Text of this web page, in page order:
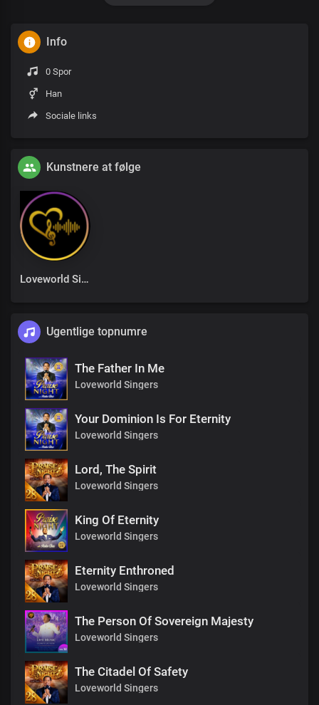
Info
0 Spor
Han
Sociale links
Kunstnere at følge
Loveworld Singers
Ugentlige topnumre
The Father In Me
Loveworld Singers
Your Dominion Is For Eternity
Loveworld Singers
Lord, The Spirit
Loveworld Singers
King Of Eternity
Loveworld Singers
Eternity Enthroned
Loveworld Singers
The Person Of Sovereign Majesty
Loveworld Singers
The Citadel Of Safety
Loveworld Singers